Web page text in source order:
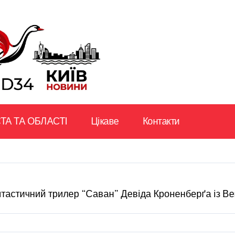
ТА ОБЛАСТІ Цікаве Контакти
трилер “Саван” Девіда Кроненберґа із